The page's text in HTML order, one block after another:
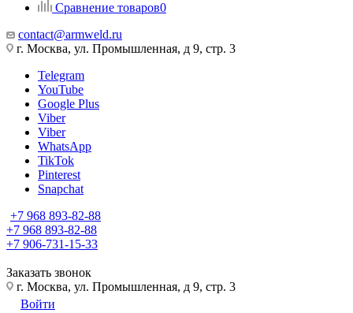
Сравнение товаров0
contact@armweld.ru
г. Москва, ул. Промышленная, д 9, стр. 3
Telegram
YouTube
Google Plus
Viber
Viber
WhatsApp
TikTok
Pinterest
Snapchat
+7 968 893-82-88
+7 968 893-82-88
+7 906-731-15-33
Заказать звонок
г. Москва, ул. Промышленная, д 9, стр. 3
Войти